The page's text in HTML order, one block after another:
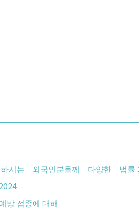
시는 외국인분들께 다양한 법률
방 접종에 대해